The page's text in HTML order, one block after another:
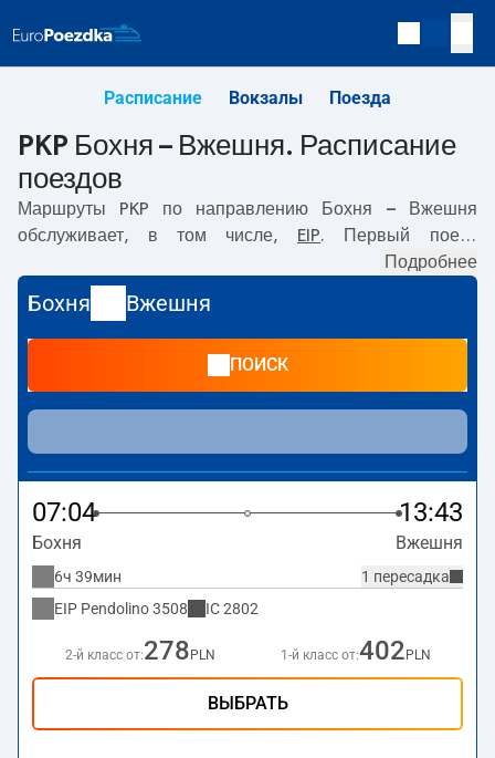
Расписание Вокзалы Поезда
PKP Бохня – Вжешня. Расписание
поездов
Маршруты PKP по направлению
Бохня – Вжешня
обслуживает, в том числе,
EIP. Первый поезд
Бохня– Вжешнятакже курсируют другие поезда:
предлагают более низкую цену билета и, как правило,
более долгое время в пути. Поезд заканчивает маршрут
на станции Вжешня.
Подробнее
Бохня Вжешня
ПОИСК
07:04 13:43
Бохня Вжешня
1 пересадка
6ч 39мин
EIP Pendolino3508 IC2802
2-й класс от:278 PLN 1-й класс от:402 PLN
ВЫБРАТЬ